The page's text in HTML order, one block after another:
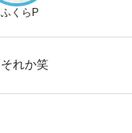
ふくらP
それか笑